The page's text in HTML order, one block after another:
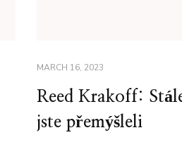
MARCH 16, 2023
Reed Krakoff:
jste přemýšleli